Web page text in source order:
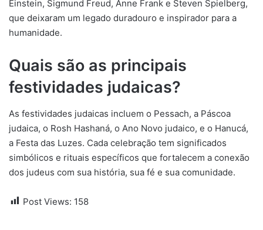
Einstein, Sigmund Freud, Anne Frank e Steven Spielberg,
que deixaram um legado duradouro e inspirador para a
humanidade.
Quais são as principais
festividades judaicas?
As festividades judaicas incluem o Pessach, a Páscoa
judaica, o Rosh Hashaná, o Ano Novo judaico, e o Hanucá,
a Festa das Luzes. Cada celebração tem significados
simbólicos e rituais específicos que fortalecem a conexão
dos judeus com sua história, sua fé e sua comunidade.
Post Views: 158